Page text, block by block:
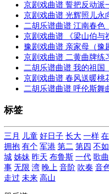
京剧戏曲谱 誓把反动派
京剧戏曲谱 光辉照儿永
二胡乐谱曲谱 江南春色
京剧戏曲谱 《梁山伯与
豫剧戏曲谱 亲家母（豫
京剧戏曲谱 二黄曲牌练
二胡乐谱曲谱 我的祖国
京剧戏曲谱 春风送暖桃
二胡乐谱曲谱 呼伦斯舞
标签
三月 儿童 好日子 长大 一样
拥抱 有个 军港 第二 第四 不如
城 姊妹 昨天 布鲁斯 一代 歌曲
事 无限 湾 晚上 音阶 吹奏 音
走过 未来 高山